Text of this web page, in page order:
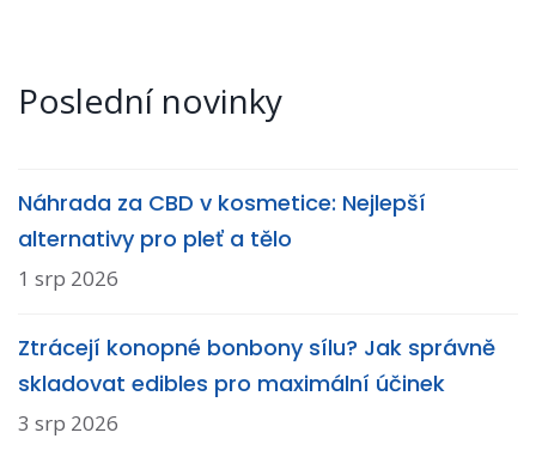
Poslední novinky
Náhrada za CBD v kosmetice: Nejlepší
alternativy pro pleť a tělo
1 srp 2026
Ztrácejí konopné bonbony sílu? Jak správně
skladovat edibles pro maximální účinek
3 srp 2026